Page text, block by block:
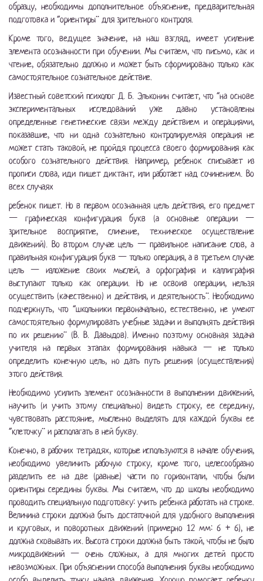
образцу, необходимы дополнительное объяснение, предварительная
подготовка и “ориентиры” для зрительного контроля.
Кроме того, ведущее значение, на наш взгляд, имеет усиление
элемента осознанности при обучении. Мы считаем, что письмо, как и
чтение, обязательно должно и может быть сформировано только как
самостоятельное сознательное действие.
Известный советский психолог Д. Б. Эльконин считает, что “на основе
экспериментальных исследований уже давно установлены
определенные генетические связи между действием и операциями,
показавшие, что ни одна сознательно контролируемая операция не
может стать таковой, не пройдя процесса своего формирования как
особого сознательного действия. Например, ребенок списывает из
прописи слова, иди пишет диктант, или работает над сочинением. Во
всех случаях
ребенок пишет. Но в первом осознанная цель действия, его предмет
— графическая конфигурация букв (а основные операции —
зрительное восприятие, сличение, техническое осуществление
движений). Во втором случае цель — правильное написание слов, а
правильная конфигурация букв — только операция, а в третьем случае
цель — изложение своих мыслей, а орфография и каллиграфия
выступают только как операции. Но не освоив операции, нельзя
осуществить (качественно) и действия, и деятельность”. Необходимо
подчеркнуть, что “школьники первоначально, естественно, не умеют
самостоятельно формулировать учебные задачи и выполнять действия
по их решению” (В. В. Давыдов). Именно поэтому основная задача
учителя на первых этапах формирования навыка — не только
определить конечную цель, но дать путь решения (осуществления)
этого действия.
Необходимо усилить элемент осознанности в выполнении движений,
научить (и учить этому специально) видеть строку, ее середину,
чувствовать расстояние, мысленно выделять для каждой буквы ее
“клеточку” и располагать в ней букву.
Конечно, в рабочих тетрадях, которые используются в начале обучения,
необходимо увеличить рабочую строку, кроме того, целесообразно
разделить ее на две (равные) части по горизонтали, чтобы были
ориентиры середины буквы. Мы считаем, что до школы необходимо
проводить специальную подготовку: учить ребенка работать на строке.
Величина строки должна быть достаточной для удобного выполнения
и круговых, и поворотных движений (примерно 12 мм: 6 + 6), не
должна сковывать их. Высота строки должна быть такой, чтобы не было
микродвижений — очень сложных, а для многих детей просто
невозможных. При объяснении способа выполнения буквы необходимо